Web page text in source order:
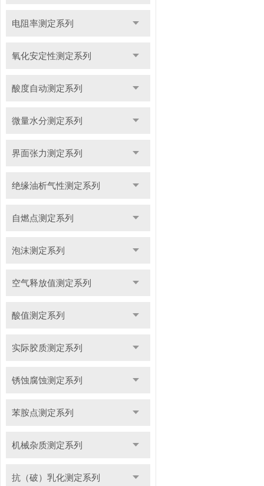
电阻率测定系列
氧化安定性测定系列
酸度自动测定系列
微量水分测定系列
界面张力测定系列
绝缘油析气性测定系列
自燃点测定系列
泡沫测定系列
空气释放值测定系列
酸值测定系列
实际胶质测定系列
锈蚀腐蚀测定系列
苯胺点测定系列
机械杂质测定系列
抗（破）乳化测定系列